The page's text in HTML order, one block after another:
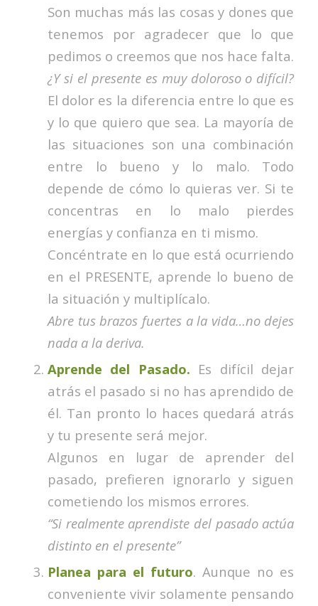
Son muchas más las cosas y dones que
tenemos por agradecer que lo que
pedimos o creemos que nos hace falta.
¿Y si el presente es muy doloroso o difícil?
El dolor es la diferencia entre lo que es
y lo que quiero que sea. La mayoría de
las situaciones son una combinación
entre lo bueno y lo malo. Todo
depende de cómo lo quieras ver. Si te
concentras en lo malo pierdes
energías y confianza en ti mismo.
Concéntrate en lo que está ocurriendo
en el PRESENTE, aprende lo bueno de
la situación y multiplícalo.
Abre tus brazos fuertes a la vida…no dejes
nada a la deriva.
Aprende del Pasado. Es difícil dejar
atrás el pasado si no has aprendido de
él. Tan pronto lo haces quedará atrás
y tu presente será mejor.
Algunos en lugar de aprender del
pasado, prefieren ignorarlo y siguen
cometiendo los mismos errores.
“Si realmente aprendiste del pasado actúa
distinto en el presente”
Planea para el futuro. Aunque no es
conveniente vivir solamente pensando